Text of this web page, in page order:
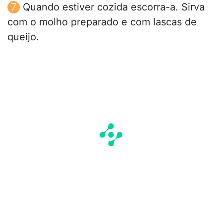
Quando estiver cozida escorra-a. Sirva
com o molho preparado e com lascas de
queijo.